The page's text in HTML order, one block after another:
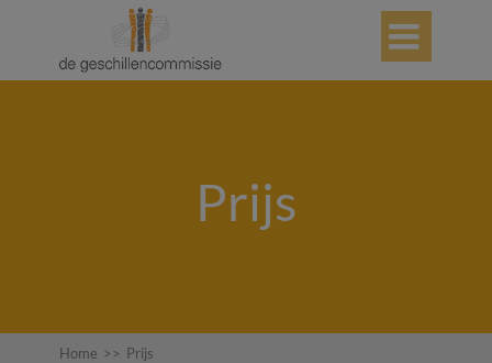

Prijs
Home >> Prijs